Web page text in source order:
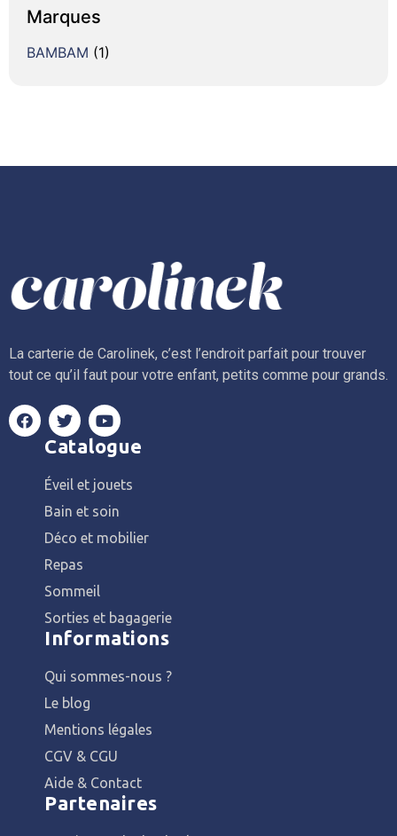
Marques
BAMBAM (1)
La carterie de Carolinek, c’est l’endroit parfait pour trouver
tout ce qu’il faut pour votre enfant, petits comme pour grands.
Catalogue
Éveil et jouets
Bain et soin
Déco et mobilier
Repas
Sommeil
Sorties et bagagerie
Informations
Qui sommes-nous ?
Le blog
Mentions légales
CGV & CGU
Aide & Contact
Partenaires